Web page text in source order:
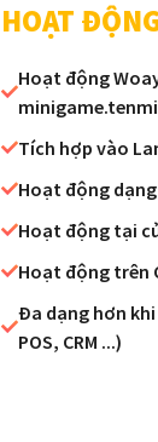
HOẠT
Hoạt động
Tích hợp vào
Hoạt động
Hoạt động tại
Hoạt động trên
Đa dạng hơn
POS, CRM ...)